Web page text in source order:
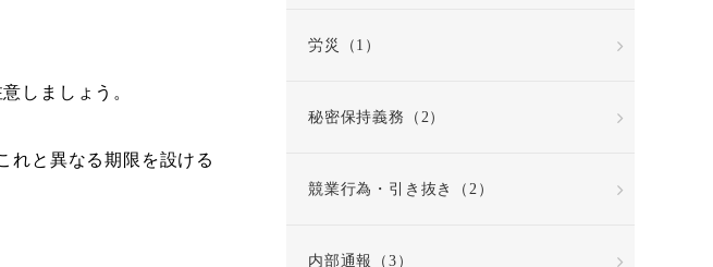
しましょう。
れと異なる期限を設ける
労災（1）
秘密保持義務（2）
競業行為・引き抜き（2）
内部通報（3）